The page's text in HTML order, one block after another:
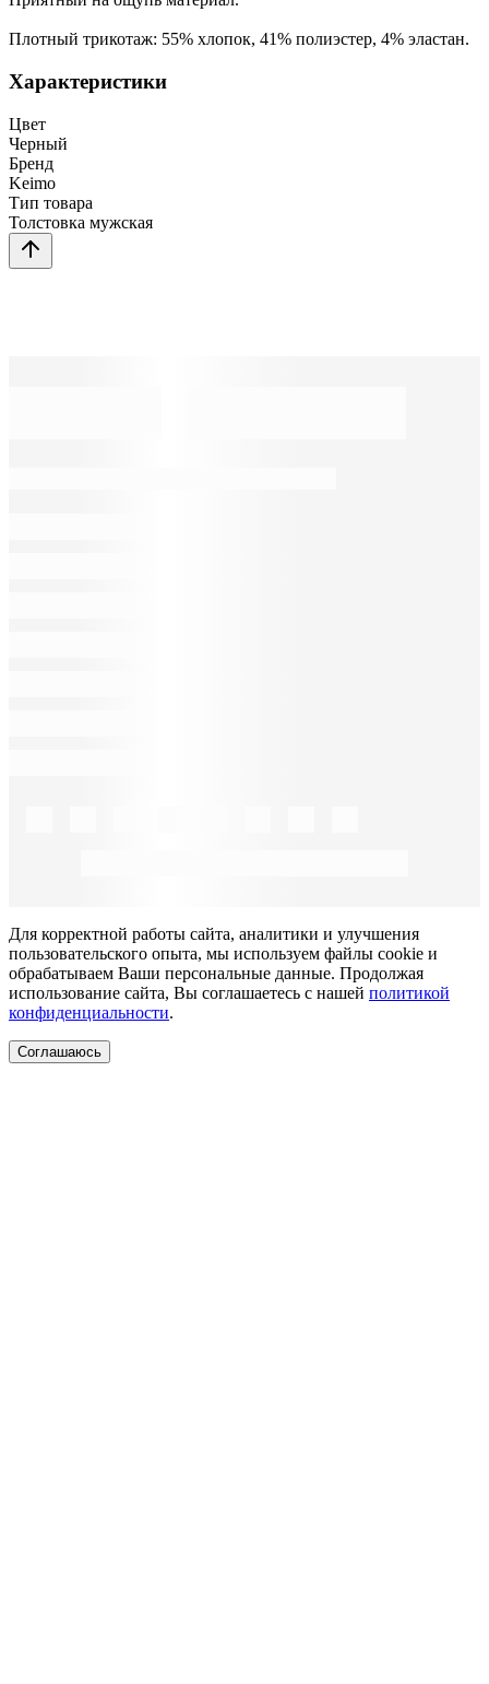
Плотный трикотаж: 55% хлопок, 41% полиэстер, 4% эластан.
Характеристики
Цвет
Черный
Бренд
Keimo
Тип товара
Толстовка мужская
Для корректной работы сайта, аналитики и улучшения
пользовательского опыта, мы используем файлы cookie и
обрабатываем Ваши персональные данные. Продолжая
использование сайта, Вы соглашаетесь с нашей политикой
конфиденциальности.
Соглашаюсь